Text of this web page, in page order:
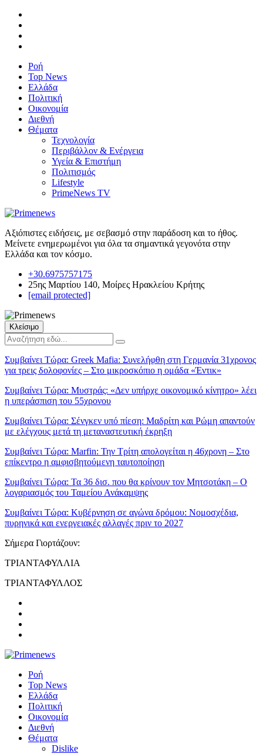
Ροή
Top News
Ελλάδα
Πολιτική
Οικονομία
Διεθνή
Θέματα
Τεχνολογία
Περιβάλλον & Ενέργεια
Υγεία & Επιστήμη
Πολιτισμός
Lifestyle
PrimeNews TV
Αξιόπιστες ειδήσεις, με σεβασμό στην παράδοση και το ήθος.
Μείνετε ενημερωμένοι για όλα τα σημαντικά γεγονότα στην
Ελλάδα και τον κόσμο.
+30.6975757175
25ης Μαρτίου 140, Μοίρες Ηρακλείου Κρήτης
[email protected]
Κλείσιμο
Συμβαίνει Τώρα: Greek Mafia: Συνελήφθη στη Γερμανία 31χρονος
για τρεις δολοφονίες – Στο μικροσκόπιο η ομάδα «Έντικ»
Συμβαίνει Τώρα: Μυστράς: «Δεν υπήρχε οικονομικό κίνητρο» λέει
η υπεράσπιση του 55χρονου
Συμβαίνει Τώρα: Σένγκεν υπό πίεση: Μαδρίτη και Ρώμη απαντούν
με ελέγχους μετά τη μεταναστευτική έκρηξη
Συμβαίνει Τώρα: Marfin: Την Τρίτη απολογείται η 46χρονη – Στο
επίκεντρο η αμφισβητούμενη ταυτοποίηση
Συμβαίνει Τώρα: Τα 36 δισ. που θα κρίνουν τον Μητσοτάκη – Ο
λογαριασμός του Ταμείου Ανάκαμψης
Συμβαίνει Τώρα: Κυβέρνηση σε αγώνα δρόμου: Νομοσχέδια,
πυρηνικά και ενεργειακές αλλαγές πριν το 2027
Σήμερα Γιορτάζουν:
ΤΡΙΑΝΤΑΦΥΛΛΙΑ
ΤΡΙΑΝΤΑΦΥΛΛΟΣ
Ροή
Top News
Ελλάδα
Πολιτική
Οικονομία
Διεθνή
Θέματα
Dislike